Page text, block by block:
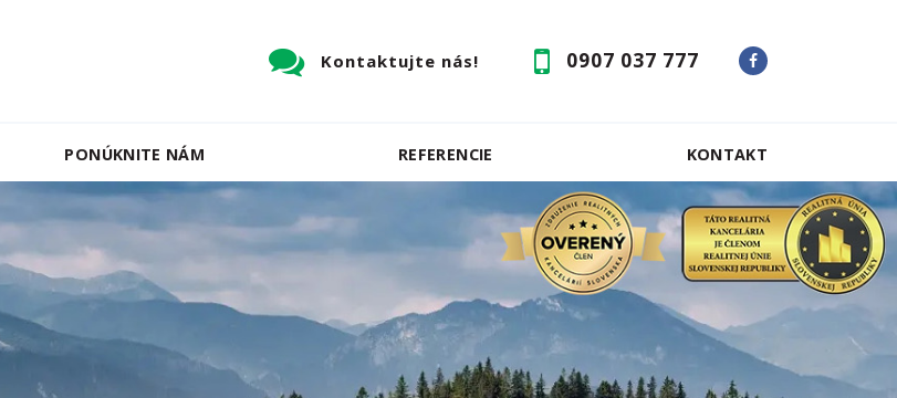
0907 037 777
Kontaktujte nás!
PONÚKNITE NÁM REFERENCIE KONTAKT